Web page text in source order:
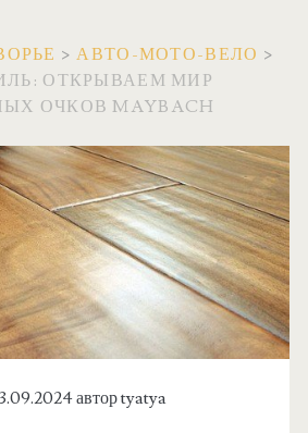
>АВТО-МОТО-ВЕЛО >
ОТКРЫВАЕМ МИР
ОЧКОВ MAYBACH
авторtyatya